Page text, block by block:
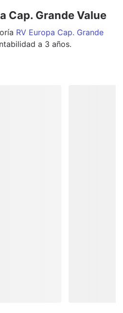
Cap. Grande Value
RV Europa Cap. Grande
a 3 años.